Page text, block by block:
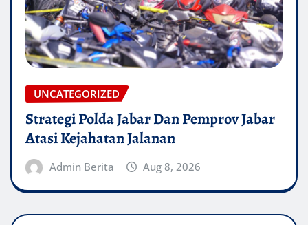
UNCATEGORIZED
Strategi Polda Jabar Dan Pemprov Jabar
Atasi Kejahatan Jalanan
Admin Berita Aug 8, 2026